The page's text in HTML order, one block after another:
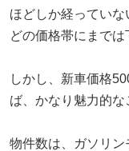
ほどしか経ってい
どの価格帯にまでは
しかし、新車価格
ば、かなり魅力的な
物件数は、ガソリ